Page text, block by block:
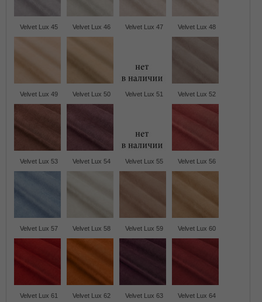
Velvet Lux 45 Velvet Lux 46 Velvet Lux 47 Velvet Lux 48
Velvet Lux 49 Velvet Lux 50 Velvet Lux 51 Velvet Lux 52
Velvet Lux 53 Velvet Lux 54 Velvet Lux 55 Velvet Lux 56
Velvet Lux 57 Velvet Lux 58 Velvet Lux 59 Velvet Lux 60
Velvet Lux 61 Velvet Lux 62 Velvet Lux 63 Velvet Lux 64